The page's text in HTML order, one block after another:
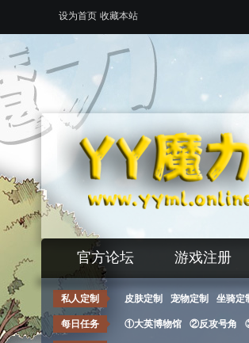
设为首页 收藏本站
官方论坛 游戏注册
私人定制 皮肤定制 宠物定制 坐骑定
每日任务 ①大英博物馆 ②反攻号角